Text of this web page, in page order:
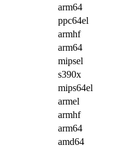
arm64
ppc64el
armhf
arm64
mipsel
s390x
mips64el
armel
armhf
arm64
amd64